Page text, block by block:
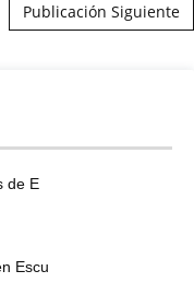
Publicación Siguiente
de E
Escu